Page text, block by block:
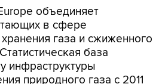
объединяет
в сфере
газа и сжиженного
база
инфраструктуры
природного газа с 2011